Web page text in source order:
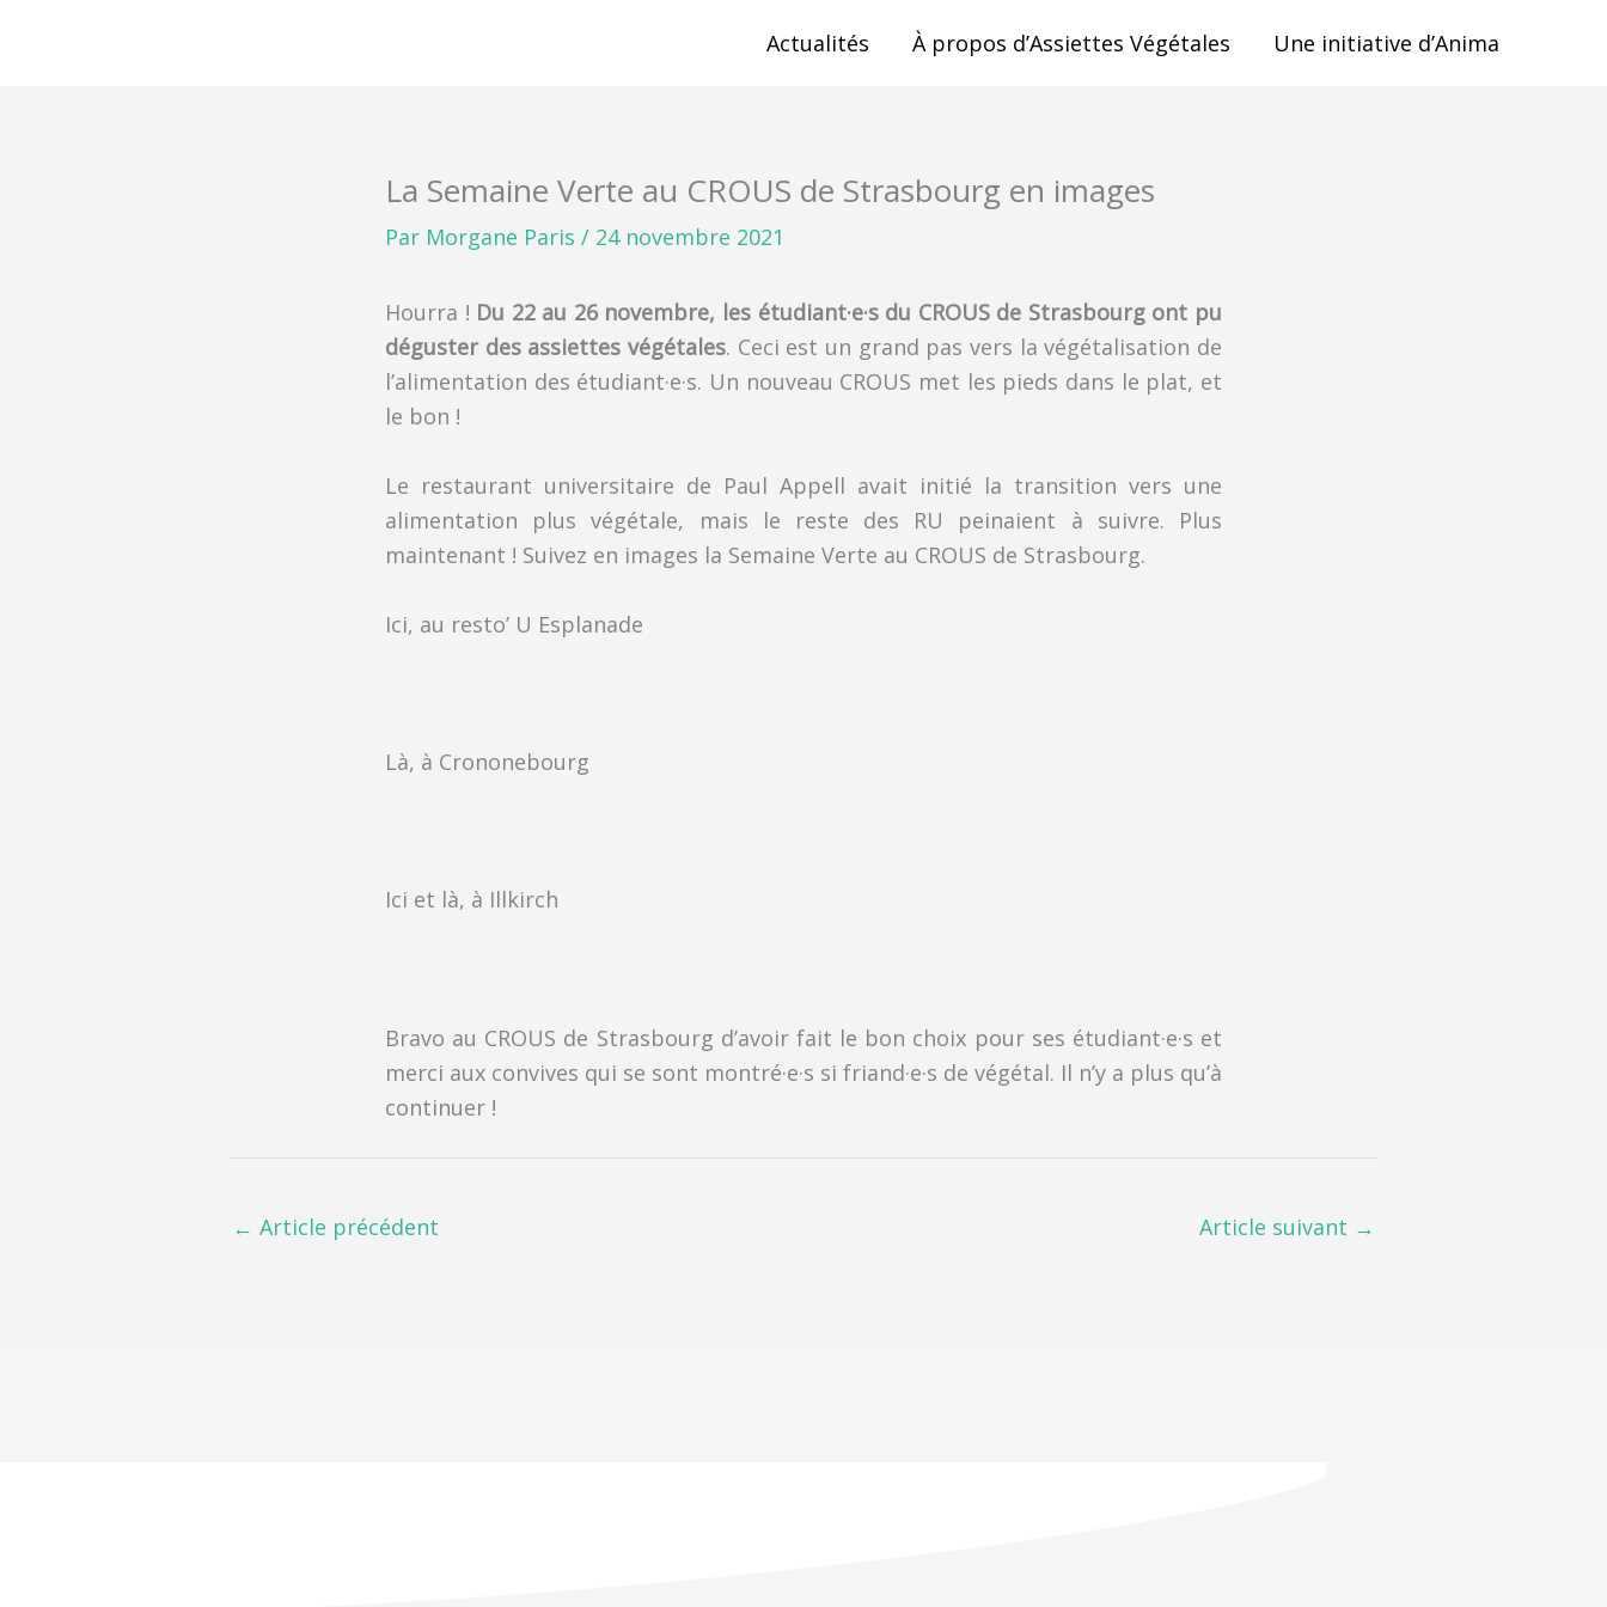
Actualités À propos d’Assiettes Végétales Une initiative d’Anima
La Semaine Verte au CROUS de Strasbourg en images
Par Morgane Paris / 24 novembre 2021
Hourra ! Du 22 au 26 novembre, les étudiant·e·s du CROUS de Strasbourg ont pu
déguster des assiettes végétales. Ceci est un grand pas vers la végétalisation de
l’alimentation des étudiant·e·s. Un nouveau CROUS met les pieds dans le plat, et
le bon !
Le restaurant universitaire de Paul Appell avait initié la transition vers une
alimentation plus végétale, mais le reste des RU peinaient à suivre. Plus
maintenant ! Suivez en images la Semaine Verte au CROUS de Strasbourg.
Ici, au resto’ U Esplanade
Là, à Crononebourg
Ici et là, à Illkirch
Bravo au CROUS de Strasbourg d’avoir fait le bon choix pour ses étudiant·e·s et
merci aux convives qui se sont montré·e·s si friand·e·s de végétal. Il n’y a plus qu’à
continuer !
← Article précédent Article suivant →